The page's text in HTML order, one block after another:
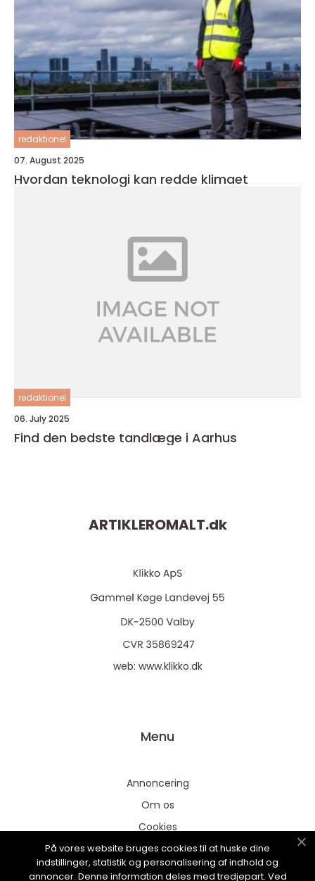
redaktionel
07. August 2025
Hvordan teknologi kan redde klimaet
redaktionel
06. July 2025
Find den bedste tandlæge i Aarhus
ARTIKLEROMALT.dk
web: www.klikko.dk
Menu
Annoncering
Om os
Cookies
Kontakt os
Sitemap
På vores website bruges cookies til at huske dine
indstillinger, statistik og personalisering af indhold og
annoncer. Denne information deles med tredjepart. Ved